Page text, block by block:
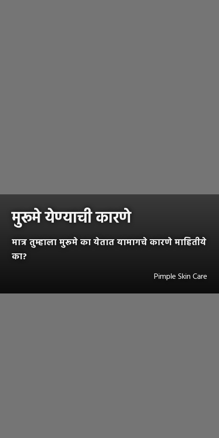
मुरूमे येण्याची कारणे
मात्र तुम्हाला मुरूमे का येतात यामागचे कारणे माहितीये
का?
Pimple Skin Care